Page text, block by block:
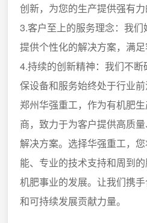
创新，为您的生产提供强有力
3.客户至上的服务理念：我们
提供个性化的解决方案，满足
4.持续的创新精神：我们不
保设备和服务始终处于行业前
郑州华强重工，作为有机肥
商，致力于为客户提供高质
解决方案。选择华强重工，
能、专业的技术支持和周到
机肥事业的发展。让我们携
和可持续发展贡献力量。